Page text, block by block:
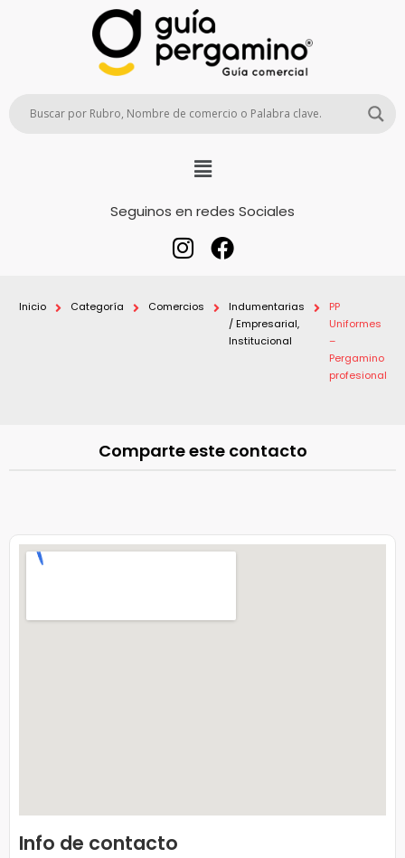
Seguinos en redes Sociales
Inicio Categoría Comercios
Indumentarias
/ Empresarial,
Institucional
PP
Uniformes
–
Pergamino
profesional
Comparte este contacto
Info de contacto